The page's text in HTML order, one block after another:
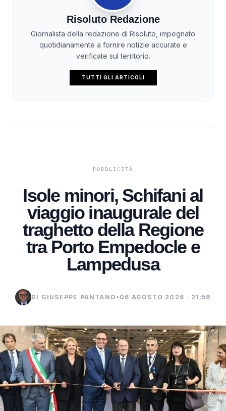
Risoluto Redazione
Giornalista della redazione di Risoluto, impegnato
quotidianamente a fornire notizie accurate e
verificate sul territorio.
TUTTI GLI ARTICOLI
Isole minori, Schifani al
viaggio inaugurale del
traghetto della Regione
tra Porto Empedocle e
Lampedusa
DI GIUSEPPE PANTANO • 06 AGOSTO 2026 · 21:56